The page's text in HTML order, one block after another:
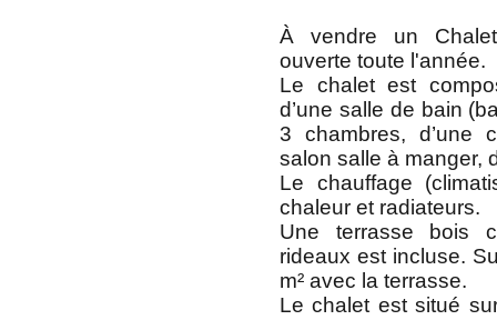
À vendre un
ouverte toute l'année.
Le chalet est
d’une salle de bain
3 chambres, d’une
salon salle à manger,
Le chauffage
chaleur et radiateurs.
Une terrasse bois
rideaux est incluse.
m² avec la terrasse.
Le chalet est situé